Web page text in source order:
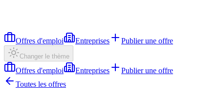
Offres d'emploi Entreprises Publier une offre
Changer le thème
Offres d'emploi Entreprises
Publier une offre
Toutes les offres